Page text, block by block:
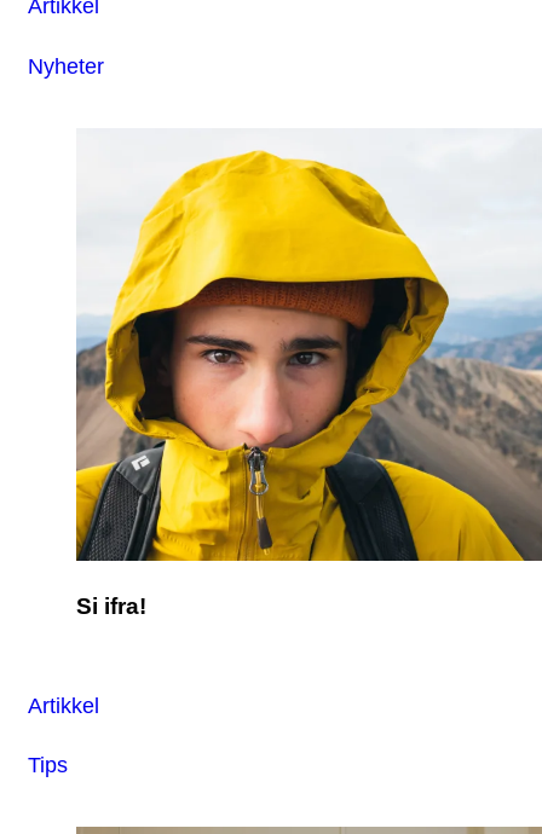
Artikkel
Nyheter
Si ifra!
Artikkel
Tips